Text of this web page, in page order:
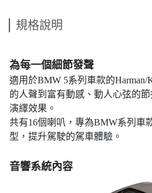
規格說明
為每一個細節發聲
適用於BMW 5系列車款的Harman/
的人聲到富有動感、動人心弦的
演繹效果。
共有16個喇叭，專為BMW系列車
型，提升駕駛的駕車體驗。
音響系統內容